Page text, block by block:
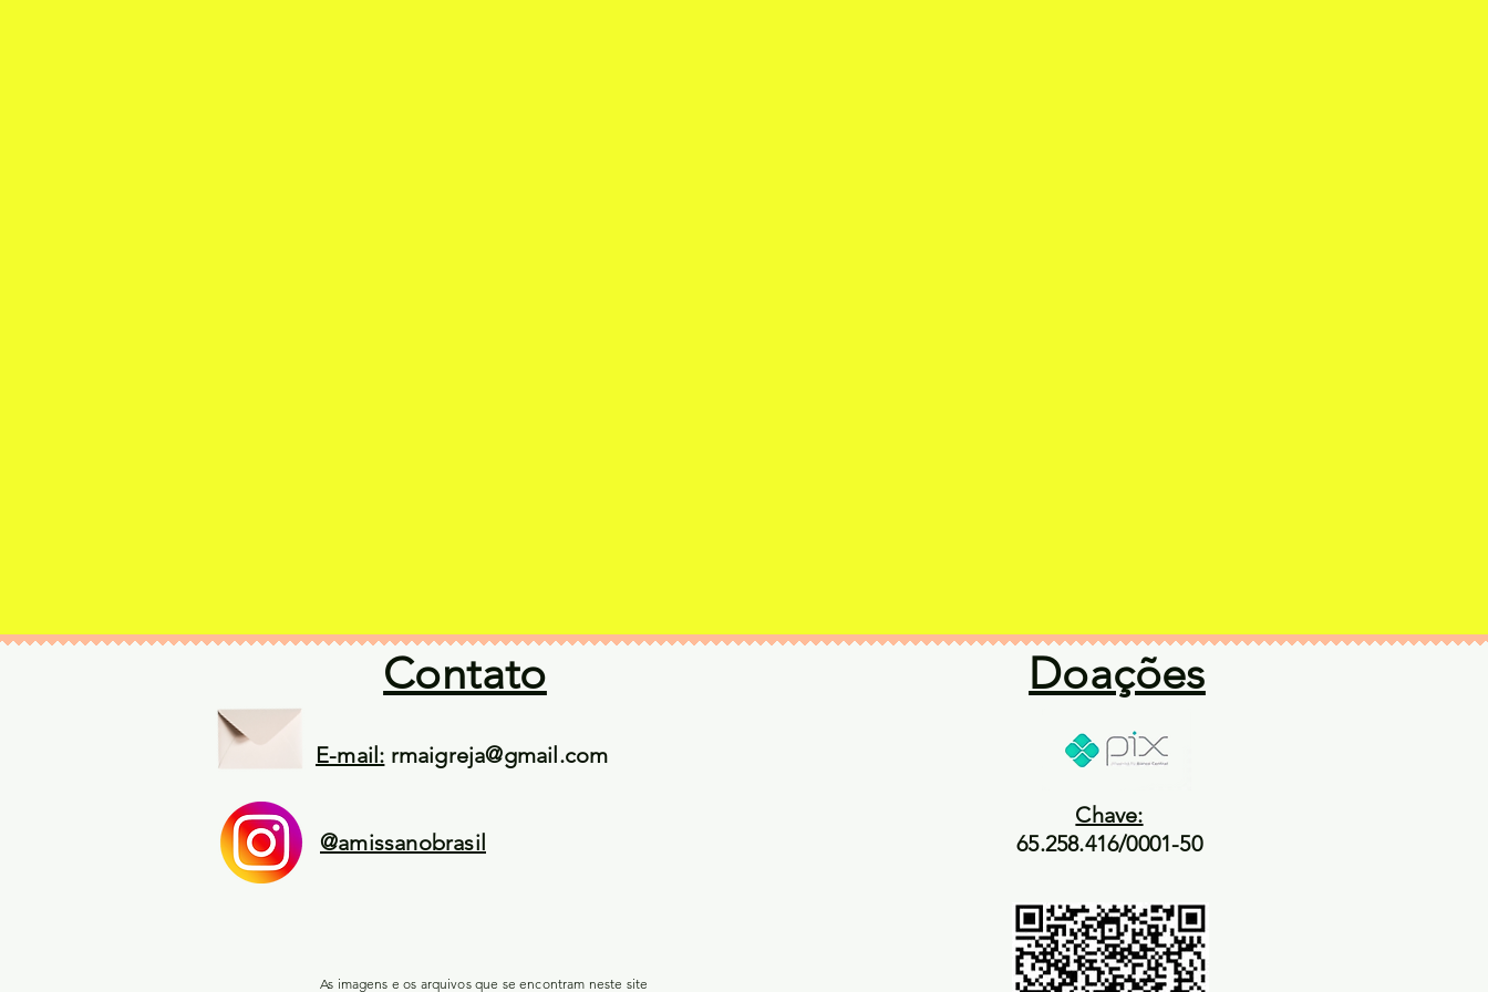
Contato
E-mail: rmaigreja@gmail.com
@amissanobrasil
As imagens e os arquivos que se encontram neste site
Doações
Chave:
65.258.416/0001-50